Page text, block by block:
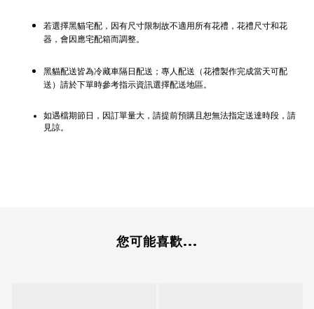
若選擇黑貓宅配，因有尺寸限制故不適用所有花禮，花禮尺寸和花
器，會因應宅配箱而調整。
黑貓配送皆為冷藏車隔日配送；專人配送（花禮製作完成當天可配
送）請於下單時參考指示資訊選擇配送地區。
如遇檔期節日，因訂單量大，請提前預購且恕無法指定送達時段，請
見諒。
您可能喜歡...